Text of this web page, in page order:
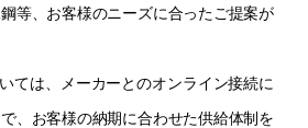
等、 お客様のニーズに合ったご提案が
ては、メーカーとのオンライン接続に
、 お客様の納期に合わせた供給体制を